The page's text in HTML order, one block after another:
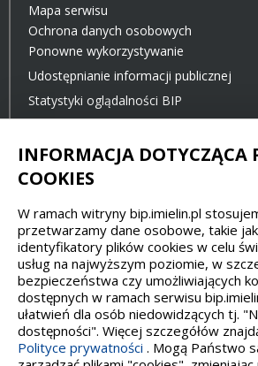
Mapa serwisu
Ochrona danych osobowych
Ponowne wykorzystywanie
Udostępnianie informacji publicznej
Statystyki oglądalności BIP
Ostatnia aktualizacja BIP: 23.11.2021
Spełniamy standardy
WCAG 2.1 SECTION 508
IS 5568
INFORMACJA DOTYCZĄCA
COOKIES
W ramach witryny bip.imielin.pl
przetwarzamy dane osobowe, takie
identyfikatory plików cookies w celu
usług na najwyższym poziomie, w
bezpieczeństwa czy umożliwiających
dostępnych w ramach serwisu
ułatwień dla osób niedowidzących tj.
dostępności". Więcej szczegółów
Polityce prywatności . Mogą Państwo